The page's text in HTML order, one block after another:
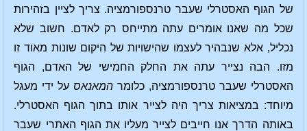
של הגוף האסטרלי שעבר טרנספורמציה. צריך לציין בזהירות
שכל מה שאנו אומרים עתה מתייחס רק לאדם. חשוב שלא
נכליל, אלא שנבהיר לעצמו שהישויות של היקום שונות מאוד זו
מזו. הבה נצייר עתה את החלק החמישי של האדם, הגוף
האסטרלי שעבר טרנספורמציה, כלומר המאנאס על ידי מעגל
מיוחד: במציאות צריך היה לצייר אותו בתוך הגוף האסטרלי.
באותה הדרך אנו חייבים לצייר מעליו את הגוף האתרי שעבר